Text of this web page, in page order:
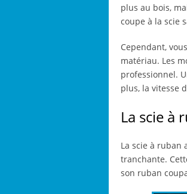
plus au bois,
coupe à la scie
Cependant,
matériau. Les
professionnel.
plus, la vitesse
La scie à
La scie à ruban
tranchante.
son ruban